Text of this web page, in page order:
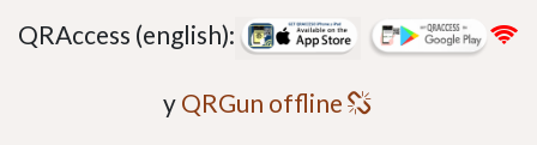
QRAccess (english):
y QRGun offline